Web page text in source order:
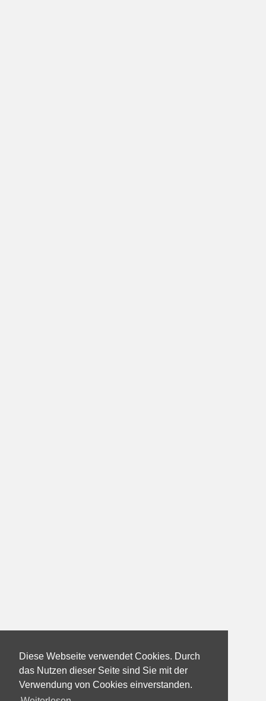
Diese Webseite verwendet Cookies. Durch
das Nutzen dieser Seite sind Sie mit der
Verwendung von Cookies einverstanden.